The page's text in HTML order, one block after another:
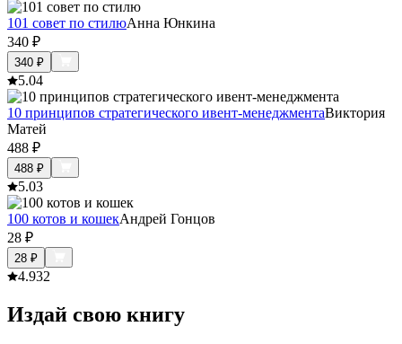
101 совет по стилюАнна Юнкина
340 ₽
340 ₽
5.04
10 принципов стратегического ивент-менеджментаВиктория
Матей
488 ₽
488 ₽
5.03
100 котов и кошекАндрей Гонцов
28 ₽
28 ₽
4.932
Издай свою книгу